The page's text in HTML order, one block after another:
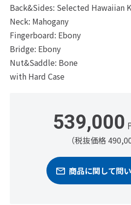
Back&Sides: Selected Hawaiian
Neck: Mahogany
Fingerboard: Ebony
Bridge: Ebony
Nut&Saddle: Bone
with Hard Case
539,000
（税抜価格
商品に関して問